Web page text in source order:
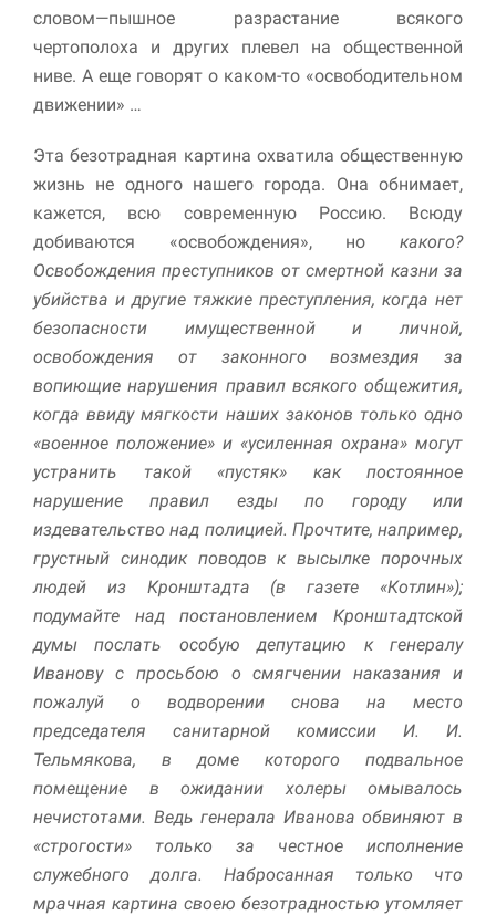
словом—пышное разрастание всякого
чертополоха и других плевел на общественной
ниве. А еще говорят о каком-то «освободительном
движении» …
Эта безотрадная картина охватила общественную
жизнь не одного нашего города. Она обнимает,
кажется, всю современную Россию. Всюду
добиваются «освобождения», но какого?
Освобождения преступников от смертной казни за
убийства и другие тяжкие преступления, когда нет
безопасности имущественной и личной,
освобождения от законного возмездия за
вопиющие нарушения правил всякого общежития,
когда ввиду мягкости наших законов только одно
«военное положение» и «усиленная охрана» могут
устранить такой «пустяк» как постоянное
нарушение правил езды по городу или
издевательство над полицией. Прочтите, например,
грустный синодик поводов к высылке порочных
людей из Кронштадта (в газете «Котлин»);
подумайте над постановлением Кронштадтской
думы послать особую депутацию к генералу
Иванову с просьбою о смягчении наказания и
пожалуй о водворении снова на место
председателя санитарной комиссии И. И.
Тельмякова, в доме которого подвальное
помещение в ожидании холеры омывалось
нечистотами. Ведь генерала Иванова обвиняют в
«строгости» только за честное исполнение
служебного долга. Набросанная только что
мрачная картина своею безотрадностью утомляет
эффективной работы
нашего сайта во
время вашего
приведет к
исчезновению
некоторых функций
сайта.
Маркетинг
Делясь своими
интересами и
информацией о вашем
поведении во время
посещения нашего
сайта, вы повышаете
вероятность того, что
персонализированный
контент и
предложения.